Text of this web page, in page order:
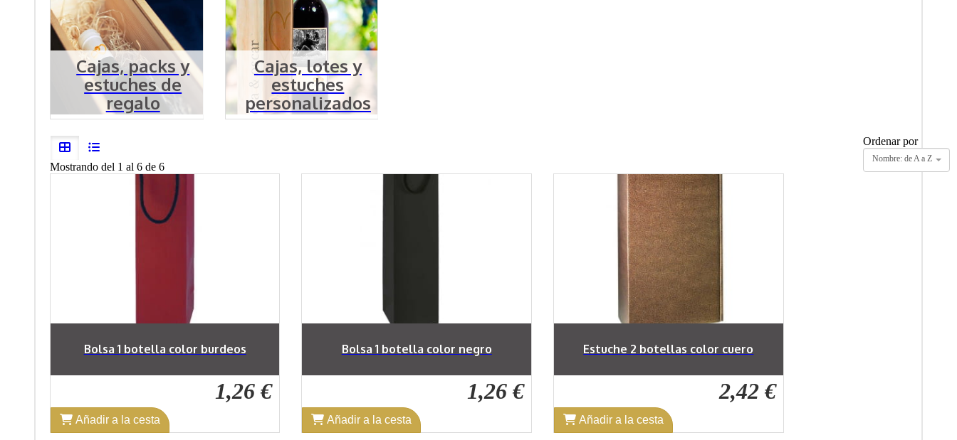
Cajas, packs y
estuches de
regalo
Cajas, lotes y
estuches
personalizados
Ordenar por
Nombre: de A a Z
Mostrando del 1 al 6 de 6
Bolsa 1 botella color burdeos
1,26 €
Añadir a la cesta
Bolsa 1 botella color negro
1,26 €
Añadir a la cesta
Estuche 2 botellas color cuero
2,42 €
Añadir a la cesta